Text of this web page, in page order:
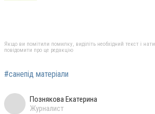
Якщо ви помітили помилку, виділіть необхідний текст і
повідомити про це редакцію
#санепід матеріали
Познякова Екатерина
Журналист